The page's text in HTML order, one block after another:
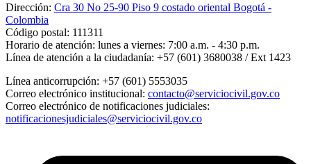
Dirección: Cra 30 No 25-90 Piso 9 costado oriental Bogotá -
Colombia
Código postal: 111311
Horario de atención: lunes a viernes: 7:00 a.m. - 4:30 p.m.
Línea de atención a la ciudadanía: +57 (601) 3680038 / Ext 1423
Línea anticorrupción: +57 (601) 5553035
Correo electrónico institucional: contacto@serviciocivil.gov.co
Correo electrónico de notificaciones judiciales:
notificacionesjudiciales@serviciocivil.gov.co